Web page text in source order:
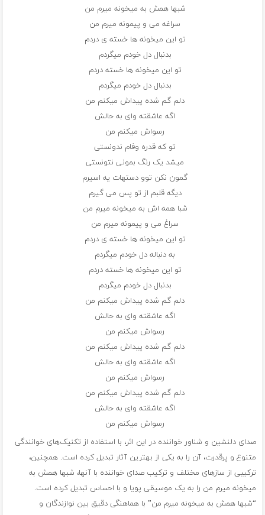
شبها همش به میخونه میرم من
سراغه می و پیمونه میرم من
تو این میخونه ها خسته ی دردم
بدنبال دل خودم میگردم
تو این میخونه ها خسته دردم
بدنبال دل خودم میگردم
دلم گم شده پیداش میکنم من
اگه عاشقته وای به حالش
رسواش میکنم من
تو که قدره وفام ندونستی
میشد یک رنگ بمونی نتونستی
گمون نکن توو دستهات یه اسیرم
دیگه قلبم از تو پس می گیرم
شبا همه اش به میخونه میرم من
سراغ می و پیمونه میرم من
تو این میخونه ها خسته ی دردم
به دنباله دل خودم میگردم
تو این میخونه ها خسته دردم
بدنبال دل خودم میگردم
دلم گم شده پیداش میکنم من
اگه عاشقته وای به حالش
رسواش میکنم من
دلم گم شده پیداش میکنم من
اگه عاشقته وای به حالش
رسواش میکنم من
دلم گم شده پیداش میکنم من
اگه عاشقته وای به حالش
رسواش میکنم من
صدای دلنشین و شناور خواننده در این اثر، با استفاده از تکنیک‌های خوانندگی
متنوع و پرقدرت، آن را به یکی از بهترین آثار تبدیل کرده است. همچنین،
ترکیبی از سازهای مختلف و ترکیب صدای خواننده با آنها، شبها همش به
میخونه میرم من را به یک موسیقی پویا و با احساس تبدیل کرده است.
“شبها همش به میخونه میرم من” با هماهنگی دقیق بین نوازندگان و